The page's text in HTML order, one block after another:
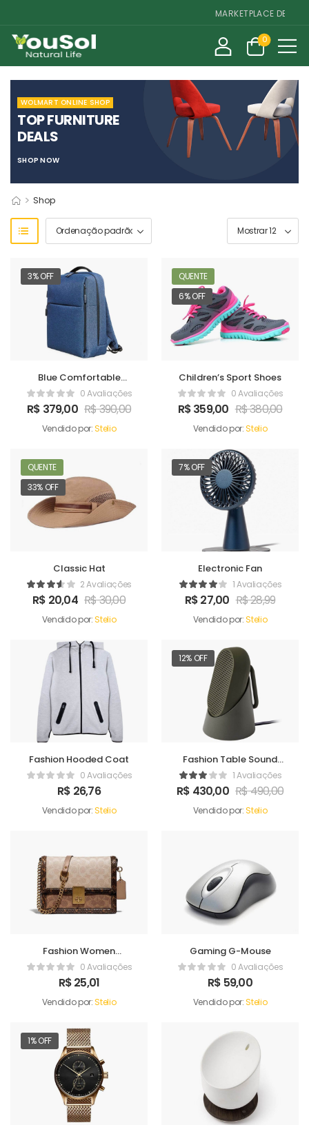
MARKETPLACE DE
0
WOLMART ONLINE SHOP
TOP FURNITURE
DEALS
SHOP NOW
> Shop
3% OFF
Blue Comfortable
Satchel0 Avaliações
R$ 379,00 R$390,00
Vendido por:Stelio
QUENTE
6% OFF
Children’s Sport Shoes
0 Avaliações
R$359,00 R$380,00
Vendido por:Stelio
QUENTE
33% OFF
Classic Hat
2 Avaliações
R$ 20,04 R$30,00
Vendido por:Stelio
7% OFF
Electronic Fan
1 Avaliações
R$27,00 R$28,99
Vendido por:Stelio
Fashion Hooded Coat
0 Avaliações
R$ 26,76
Vendido por:Stelio
12% OFF
Fashion Table Sound
Maker1 Avaliações
R$ 430,00 R$490,00
Vendido por:Stelio
Fashion Women
Handbag0 Avaliações
R$25,01
Vendido por:Stelio
Gaming G-Mouse
0 Avaliações
R$ 59,00
Vendido por:Stelio
1% OFF